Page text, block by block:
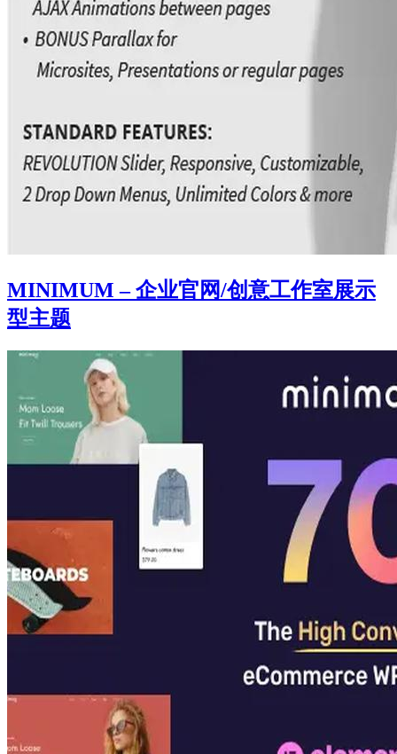
MINIMUM – 企业官网/创意工作室展示
型主题